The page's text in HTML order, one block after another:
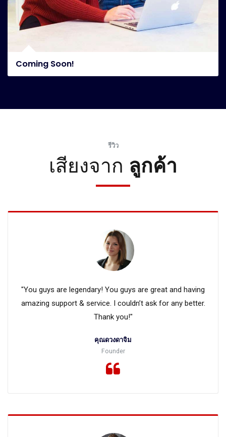
Coming Soon!
รีวิว
เสียงจาก ลูกค้า
"You guys are legendary! You guys are great and having
amazing support & service. I couldn’t ask for any better.
Thank you!"
คุณดวงดาจิม
Founder